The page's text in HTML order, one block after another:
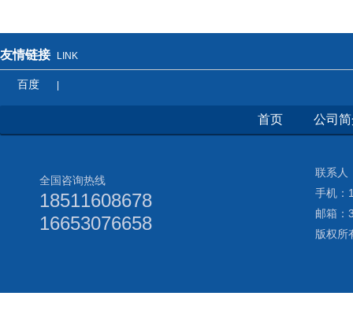
友情链接 LINK
百度
首页 公司
全国咨询热线
18511608678
16653076658
联系
手机：
邮箱
版权所